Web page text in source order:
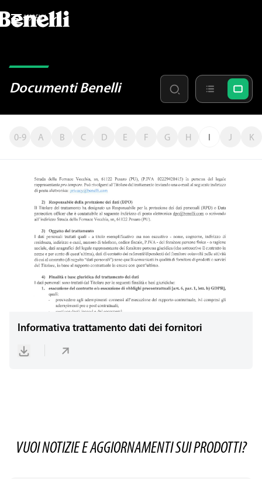
MODELLI
Documenti Benelli
0-9 A B C D E F G H J K
Informativa trattamento dati dei fornitori
VUOI NOTIZIE E AGGIORNAMENTI SUI PRODOTTI?